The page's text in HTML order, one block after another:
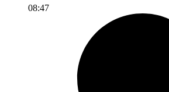
08:47